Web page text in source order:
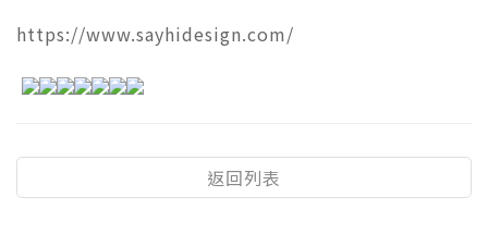
https://www.sayhidesign.com/
返回列表